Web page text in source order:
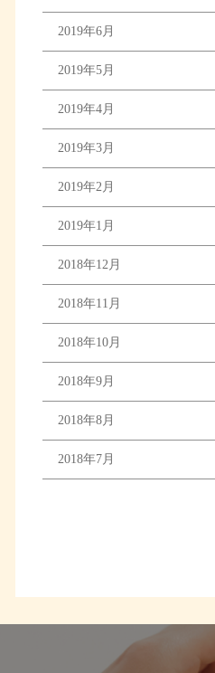
2019年6月
2019年5月
2019年4月
2019年3月
2019年2月
2019年1月
2018年12月
2018年11月
2018年10月
2018年9月
2018年8月
2018年7月